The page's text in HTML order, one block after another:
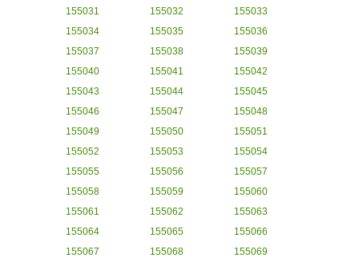
155031
155032
155033
155034
155035
155036
155037
155038
155039
155040
155041
155042
155043
155044
155045
155046
155047
155048
155049
155050
155051
155052
155053
155054
155055
155056
155057
155058
155059
155060
155061
155062
155063
155064
155065
155066
155067
155068
155069